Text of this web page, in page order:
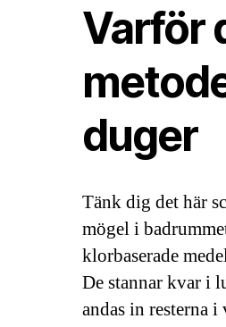
Varför
duger
Tänk dig det här
mögel i
klorbaserade
De stannar kvar i
andas in resterna